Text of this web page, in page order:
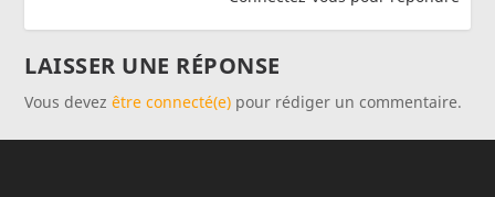
LAISSER UNE RÉPONSE
Vous devezêtre connecté(e) pour rédiger un commentaire.